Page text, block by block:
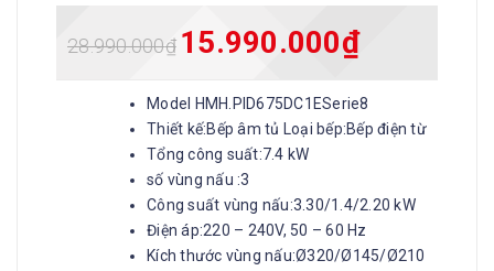
28.990.000₫ 15.990.000₫
Model HMH.PID675DC1ESerie8
Thiết kế:Bếp âm tủ Loại bếp:Bếp điện từ
Tổng công suất:7.4 kW
số vùng nấu :3
Công suất vùng nấu:3.30/1.4/2.20 kW
Điện áp:220 – 240V, 50 – 60 Hz
Kích thước vùng nấu:Ø320/Ø145/Ø210